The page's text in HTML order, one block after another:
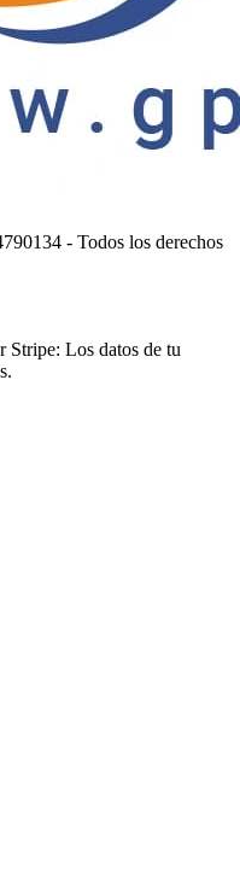
- Todos los derechos
Stripe: Los datos de tu